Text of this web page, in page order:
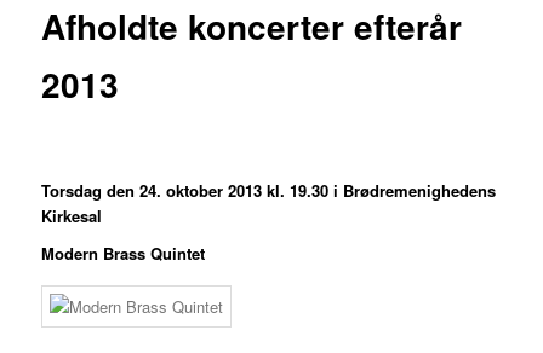
Afholdte koncerter efterår
2013
Torsdag den 24. oktober 2013 kl. 19.30 i Brødremenighedens
Kirkesal
Modern Brass Quintet